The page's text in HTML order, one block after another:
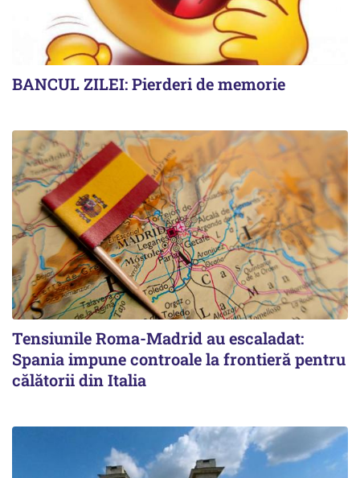
BANCUL ZILEI: Pierderi de memorie
Tensiunile Roma-Madrid au escaladat:
Spania impune controale la frontieră pentru
călătorii din Italia